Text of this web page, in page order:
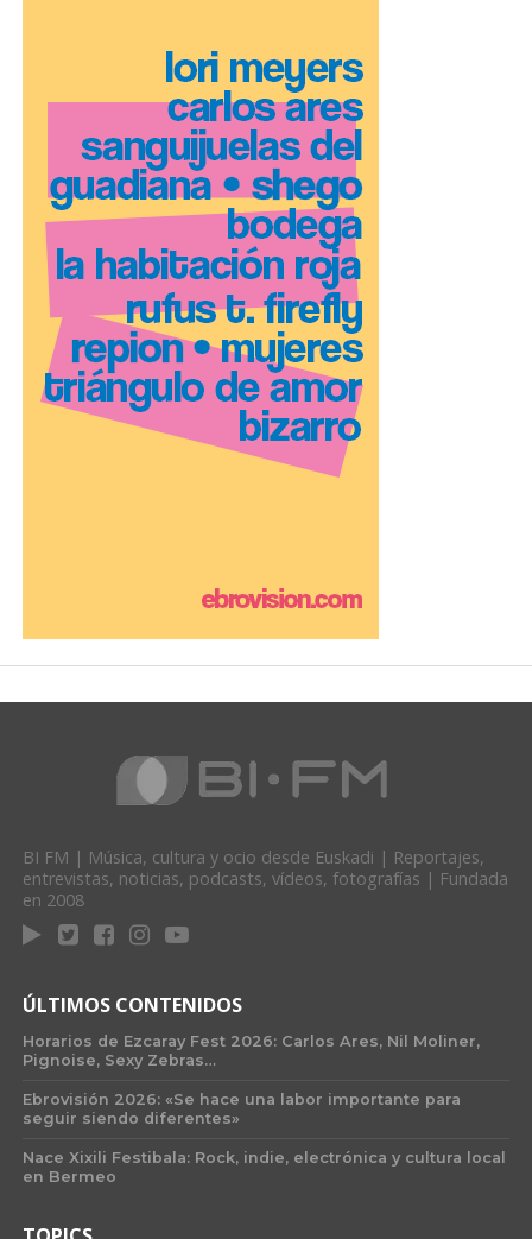
BI FM | Música, cultura y ocio desde Euskadi | Reportajes,
entrevistas, noticias, podcasts, vídeos, fotografías | Fundada
en 2008
ÚLTIMOS CONTENIDOS
Horarios de Ezcaray Fest 2026: Carlos Ares, Nil Moliner,
Pignoise, Sexy Zebras…
Ebrovisión 2026: «Se hace una labor importante para
seguir siendo diferentes»
Nace Xixili Festibala: Rock, indie, electrónica y cultura local
en Bermeo